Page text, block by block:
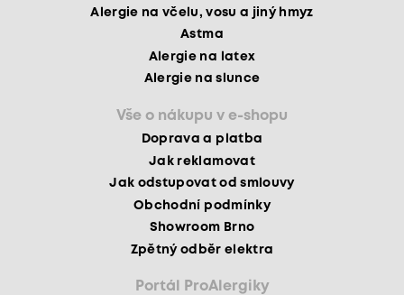
Alergie na včelu, vosu a jiný hmyz
Astma
Alergie na latex
Alergie na slunce
Vše o nákupu v e-shopu
Doprava a platba
Jak reklamovat
Jak odstupovat od smlouvy
Obchodní podmínky
Showroom Brno
Zpětný odběr elektra
Portál ProAlergiky